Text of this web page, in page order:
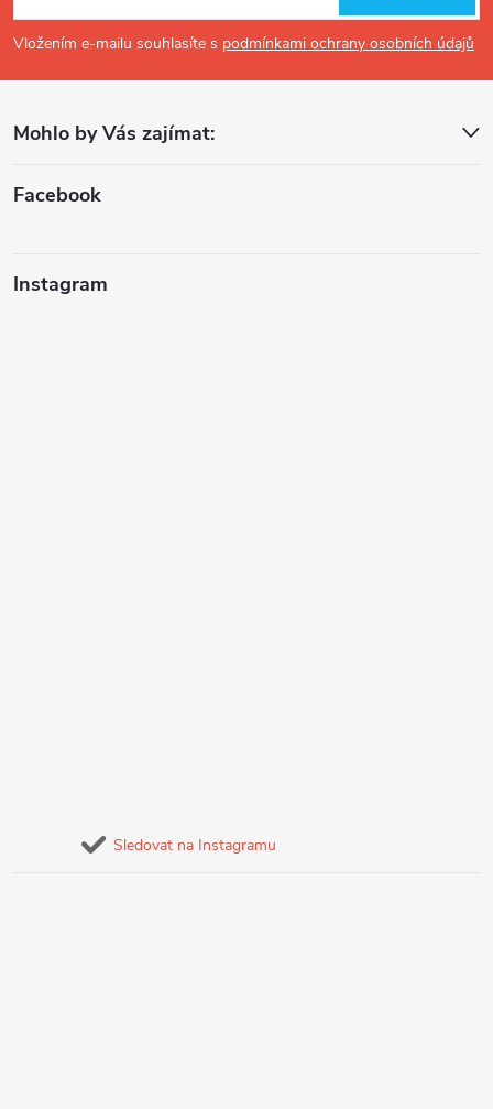
p
a
Vložením e-mailu souhlasíte s podmínkami ochrany osobních údajů
Mohlo by Vás zajímat:
Facebook
Instagram
Sledovat na Instagramu